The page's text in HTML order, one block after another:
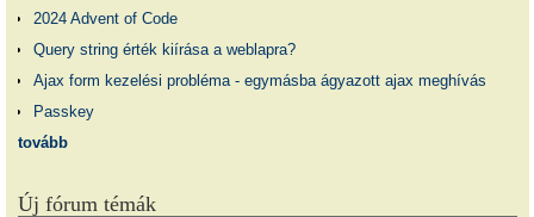
2024 Advent of Code
Query string érték kiírása a weblapra?
Ajax form kezelési probléma - egymásba ágyazott ajax meghívás
Passkey
tovább
Új fórum témák